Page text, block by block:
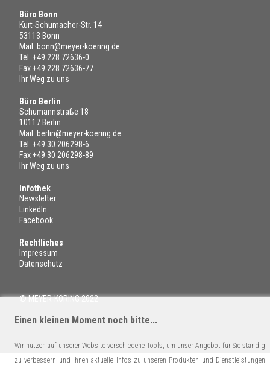
Büro Bonn
Kurt-Schumacher-Str. 14
53113 Bonn
Mail: bonn@meyer-koering.de
Tel. +49 228 72636-0
Fax +49 228 72636-77
Ihr Weg zu uns
Büro Berlin
Schumannstraße 18
10117 Berlin
Mail: berlin@meyer-koering.de
Tel. +49 30 206298-6
Fax +49 30 206298-89
Ihr Weg zu uns
Infothek
Newsletter
LinkedIn
Facebook
Rechtliches
Impressum
Datenschutz
© MEYER-KÖRING 2022
Einen kleinen Moment noch bitte...
Wir nutzen auf unserer Website verschiedene Tools, um unser Angebot für Sie ständig
zu verbessern und Ihnen aktuelle Infos zu unseren Produkten und Dienstleistungen